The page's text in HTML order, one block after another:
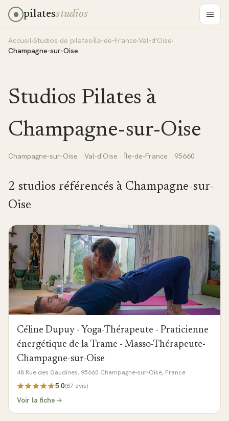
pilatesstudios
Accueil›Studios de pilates›Île-de-France›Val-d'Oise›
Champagne-sur-Oise
Studios Pilates à
Champagne-sur-Oise
Champagne-sur-Oise · Val-d'Oise · Île-de-France · 95660
2 studios référencés à Champagne-sur-
Oise
Céline Dupuy - Yoga-Thérapeute - Praticienne
énergétique de la Trame - Masso-Thérapeute-
Champagne-sur-Oise
48 Rue des Gaudines, 95660 Champagne-sur-Oise, France
5.0(87 avis)
Voir la fiche